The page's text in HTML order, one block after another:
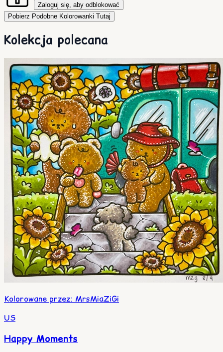
Zaloguj się, aby odblokować
Pobierz Podobne Kolorowanki Tutaj
Kolekcja polecana
Kolorowane przez: MrsMiaZiGi
US
Happy Moments